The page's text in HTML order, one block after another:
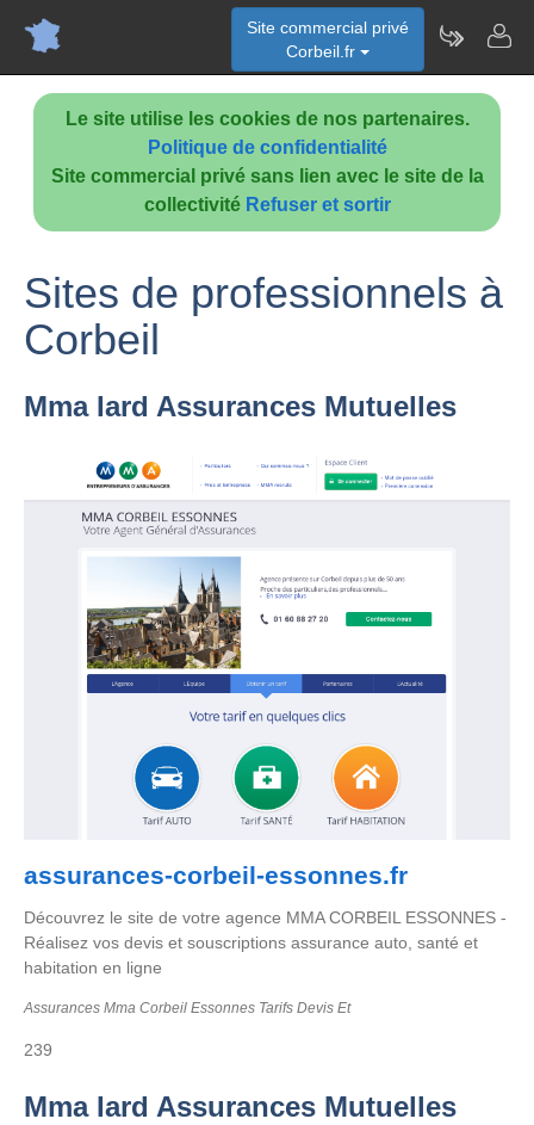
Le site utilise les cookies de nos partenaires.
Politique de confidentialité
Site commercial privé sans lien avec le site de la
collectivité Refuser et sortir
Site commercial privé
Corbeil.fr
Sites de professionnels à
Corbeil
Mma Iard Assurances Mutuelles
assurances-corbeil-essonnes.fr
Découvrez le site de votre agence MMA CORBEIL ESSONNES -
Réalisez vos devis et souscriptions assurance auto, santé et
habitation en ligne
Assurances Mma Corbeil Essonnes Tarifs Devis Et
239
Mma Iard Assurances Mutuelles